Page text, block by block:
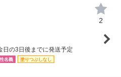
の3日後までに発送予定
名義
塗りつぶしなし
2